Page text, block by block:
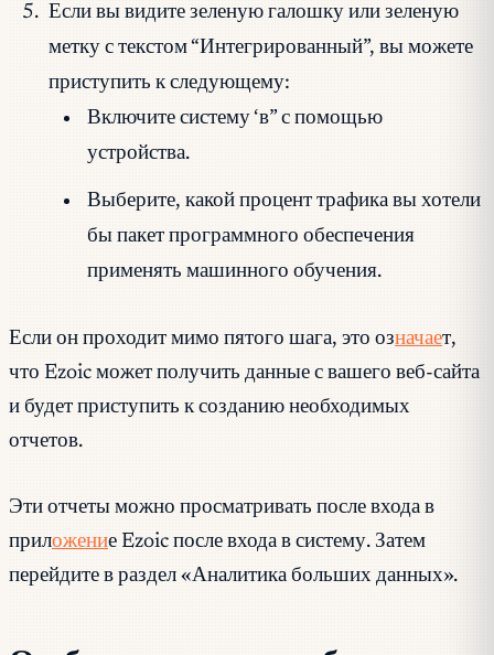
Если вы видите зеленую галошку или зеленую
метку с текстом “Интегрированный”, вы можете
приступить к следующему:
Включите систему ‘в” с помощью
устройства.
Выберите, какой процент трафика вы хотели
бы пакет программного обеспечения
применять машинного обучения.
Если он проходит мимо пятого шага, это означает,
что Ezoic может получить данные с вашего веб-сайта
и будет приступить к созданию необходимых
отчетов.
Эти отчеты можно просматривать после входа в
приложение Ezoic после входа в систему. Затем
перейдите в раздел «Аналитика больших данных».